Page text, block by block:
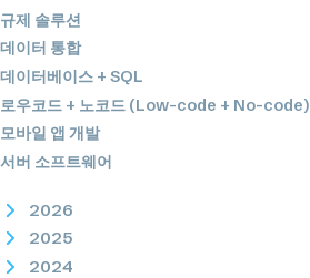
규제 솔루션
데이터 통합
데이터베이스 + SQL
로우코드 + 노코드 (Low-code + No-code)
모바일 앱 개발
서버 소프트웨어
2026
2025
2024